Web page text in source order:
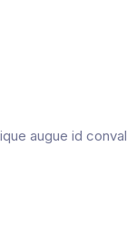
augue id